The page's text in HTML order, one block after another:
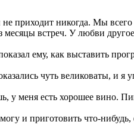
не приходит никогда. Мы
встреч. У любви
ему, как выставить
чуть великоваты, и я
у меня есть хорошее вино.
и приготовить что-